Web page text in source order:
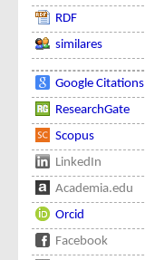
RDF
similares
Google Citations
ResearchGate
Scopus
LinkedIn
Academia.edu
Orcid
Facebook